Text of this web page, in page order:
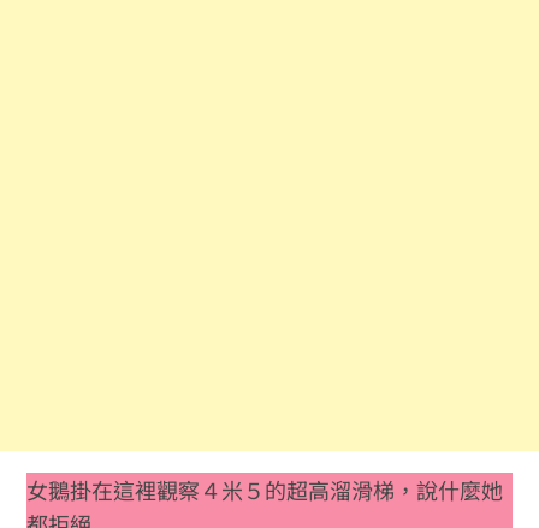
女鵝掛在這裡觀察４米５的超高溜滑梯，說什麼她